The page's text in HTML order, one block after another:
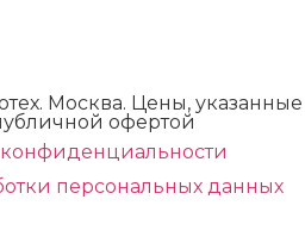
Москва. Цены, указанные
офертой
персональных данных